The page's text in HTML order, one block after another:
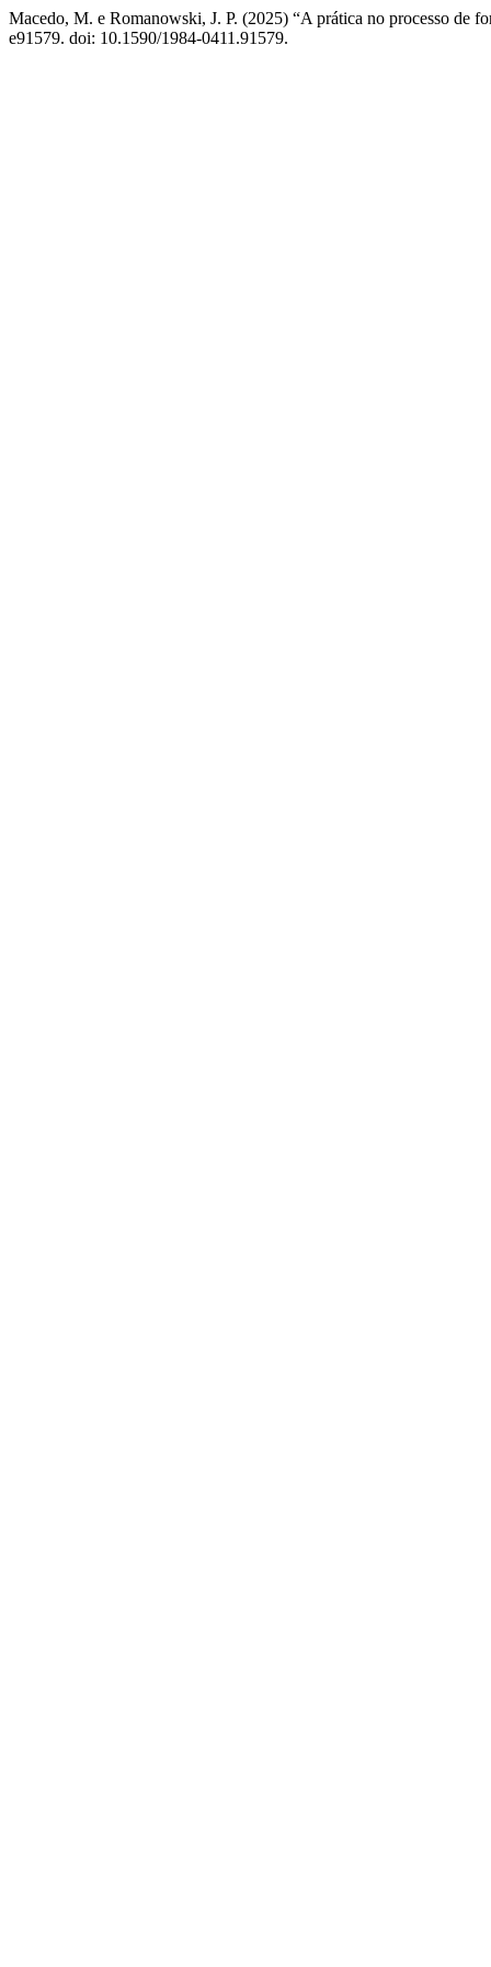
Macedo, M. e Romanowski, J. P. (2025) “A prática no processo de
e91579. doi: 10.1590/1984-0411.91579.